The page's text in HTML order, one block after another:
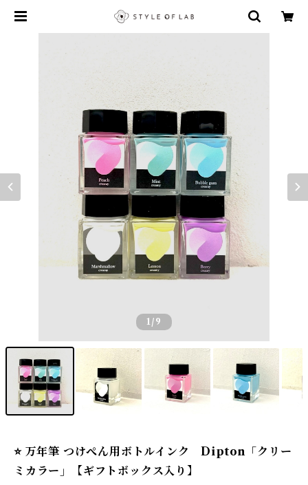
1 /9
⭐️ 万年筆 つけぺん用ボトルインク Dipton「クリー
ミカラー」【ギフトボックス入り】